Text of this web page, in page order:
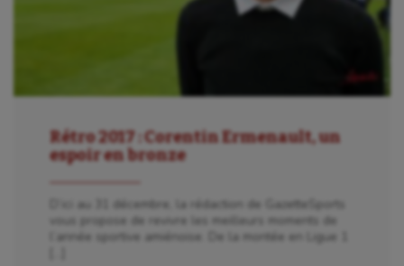
Rétro 2017 : Corentin Ermenault, un
espoir en bronze
D’ici au 31 décembre, la rédaction de GazetteSports
vous propose de revivre les meilleurs moments de
l’année sportive amiénoise. De la montée en Ligue 1